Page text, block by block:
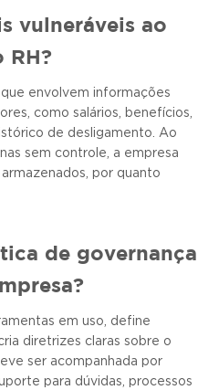
vulneráveis ao
RH?
envolvem informações
como salários, benefícios,
de desligamento. Ao
sem controle, a empresa
por quanto
de governança
em uso, define
diretrizes claras sobre o
ser acompanhada por
para dúvidas, processos